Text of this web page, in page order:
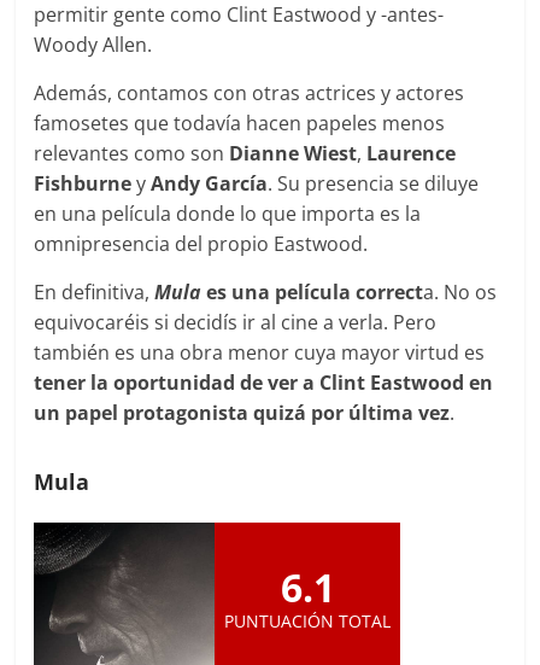
permitir gente como Clint Eastwood y -antes-
Woody Allen.
Además, contamos con otras actrices y actores
famosetes que todavía hacen papeles menos
relevantes como son Dianne Wiest, Laurence
FishburneyAndy García. Su presencia se diluye
en una película donde lo que importa es la
omnipresencia del propio Eastwood.
En definitiva,Mulaes una película correcta. No os
equivocaréis si decidís ir al cine a verla. Pero
también es una obra menor cuya mayor virtud es
tener la oportunidad de ver a Clint Eastwood en
un papel protagonista quizá por última vez.
Mula
6.1
PUNTUACIÓN TOTAL